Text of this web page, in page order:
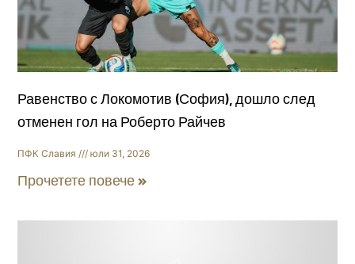
Равенство с Локомотив (София), дошло след
отменен гол на Роберто Райчев
ПФК Славия юли 31, 2026
Прочетете повече »